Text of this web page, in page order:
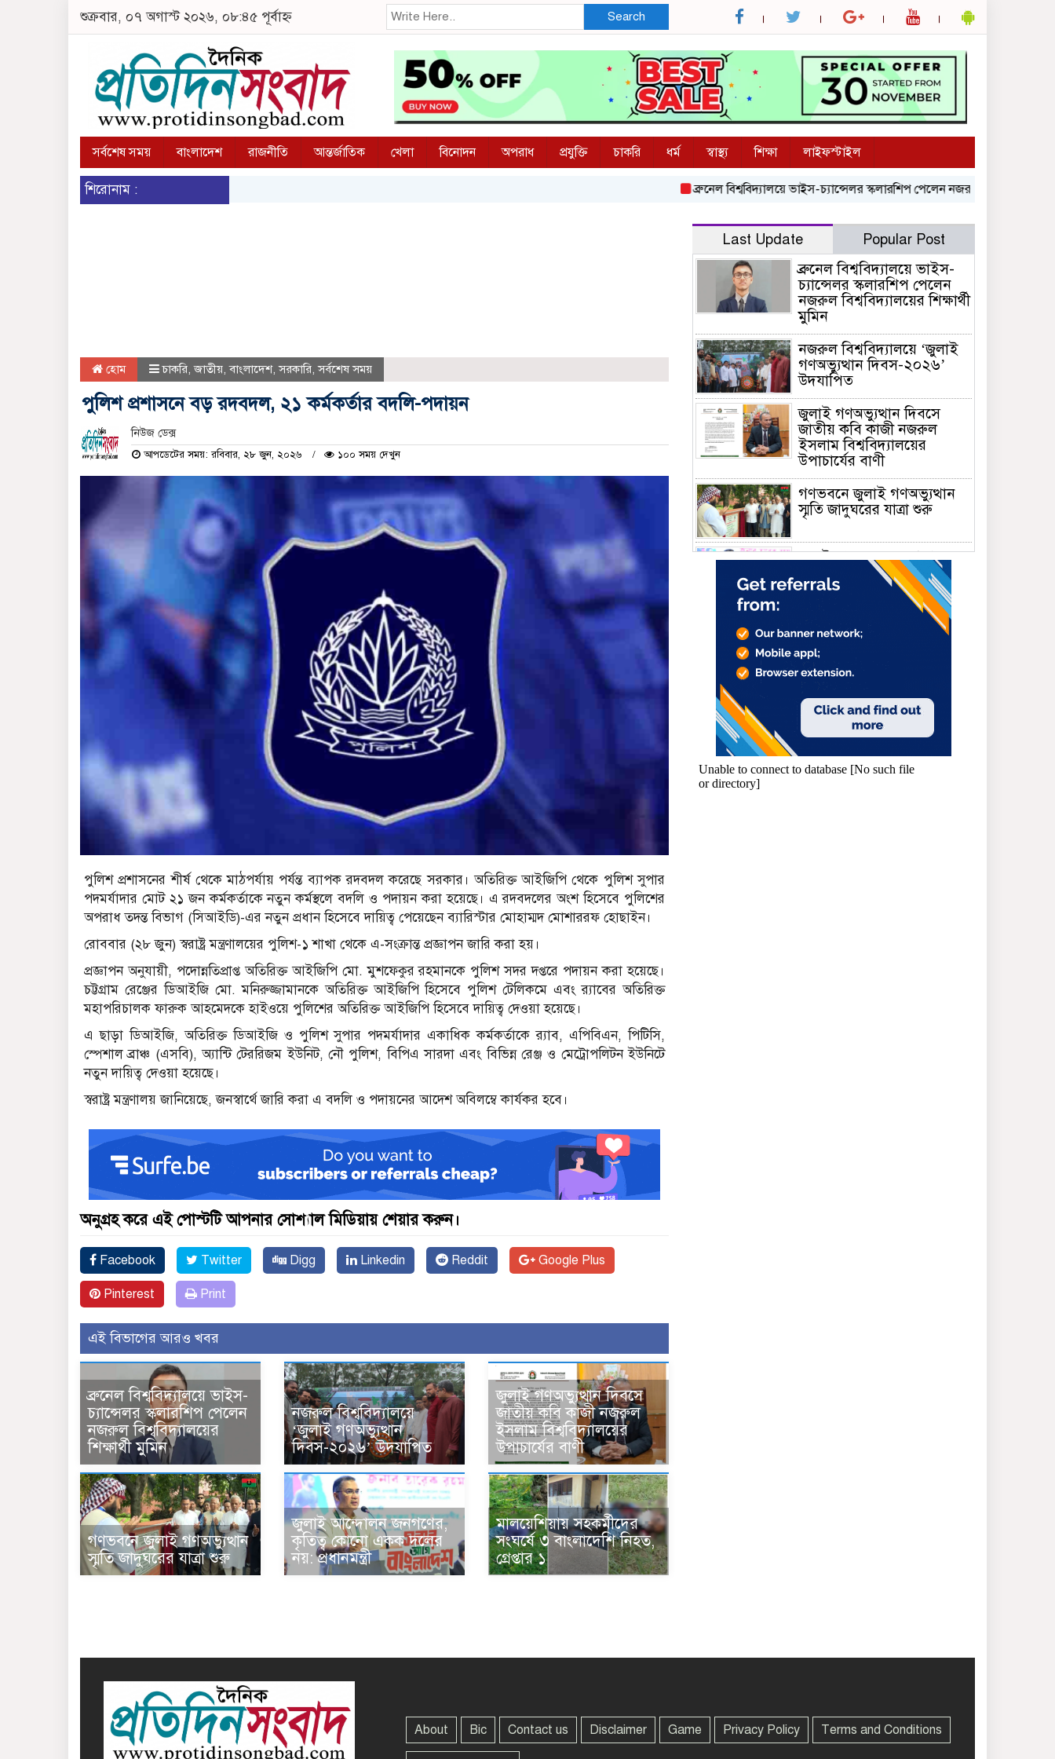
শুক্রবার, ০৭ অগাস্ট ২০২৬, ০৮:৪৫ পূর্বাহ্ন Search
সর্বশেষ সময় বাংলাদেশ রাজনীতি আন্তর্জাতিক খেলা বিনোদন অপরাধ প্রযুক্তি চাকরি ধর্ম স্বাস্থ্য শিক্ষা লাইফস্টাইল
শিরোনাম : ব্রুনেল বিশ্ববিদ্যালয়ে ভাইস-চ্যান্সেলর স্কলারশিপ পেলেন নজরুল বিশ্ববিদ্যালয়ের
হোম চাকরি,জাতীয়,বাংলাদেশ,সরকারি,সর্বশেষ সময়
পুলিশ প্রশাসনে বড় রদবদল, ২১ কর্মকর্তার বদলি-পদায়ন
নিউজ ডেক্স
আপডেটের সময়: রবিবার, ২৮ জুন, ২০২৬ ১০০ সময় দেখুন
পুলিশ প্রশাসনের শীর্ষ থেকে মাঠপর্যায় পর্যন্ত ব্যাপক রদবদল করেছে সরকার। অতিরিক্ত আইজিপি থেকে পুলিশ সুপার
পদমর্যাদার মোট ২১ জন কর্মকর্তাকে নতুন কর্মস্থলে বদলি ও পদায়ন করা হয়েছে। এ রদবদলের অংশ হিসেবে পুলিশের
অপরাধ তদন্ত বিভাগ (সিআইডি)-এর নতুন প্রধান হিসেবে দায়িত্ব পেয়েছেন ব্যারিস্টার মোহাম্মদ মোশাররফ হোছাইন।
রোববার (২৮ জুন) স্বরাষ্ট্র মন্ত্রণালয়ের পুলিশ-১ শাখা থেকে এ-সংক্রান্ত প্রজ্ঞাপন জারি করা হয়।
প্রজ্ঞাপন অনুযায়ী, পদোন্নতিপ্রাপ্ত অতিরিক্ত আইজিপি মো. মুশফেকুর রহমানকে পুলিশ সদর দপ্তরে পদায়ন করা হয়েছে।
চট্টগ্রাম রেঞ্জের ডিআইজি মো. মনিরুজ্জামানকে অতিরিক্ত আইজিপি হিসেবে পুলিশ টেলিকমে এবং র‍্যাবের অতিরিক্ত
মহাপরিচালক ফারুক আহমেদকে হাইওয়ে পুলিশের অতিরিক্ত আইজিপি হিসেবে দায়িত্ব দেওয়া হয়েছে।
এ ছাড়া ডিআইজি, অতিরিক্ত ডিআইজি ও পুলিশ সুপার পদমর্যাদার একাধিক কর্মকর্তাকে র‍্যাব, এপিবিএন, পিটিসি,
স্পেশাল ব্রাঞ্চ (এসবি), অ্যান্টি টেররিজম ইউনিট, নৌ পুলিশ, বিপিএ সারদা এবং বিভিন্ন রেঞ্জ ও মেট্রোপলিটন ইউনিটে
নতুন দায়িত্ব দেওয়া হয়েছে।
স্বরাষ্ট্র মন্ত্রণালয় জানিয়েছে, জনস্বার্থে জারি করা এ বদলি ও পদায়নের আদেশ অবিলম্বে কার্যকর হবে।
অনুগ্রহ করে এই পোস্টটি আপনার সোশ্যাল মিডিয়ায় শেয়ার করুন।
Facebook Twitter Digg Linkedin Reddit Google Plus
Pinterest Print
এই বিভাগের আরও খবর
ব্রুনেল বিশ্ববিদ্যালয়ে ভাইস-
চ্যান্সেলর স্কলারশিপ পেলেন
নজরুল বিশ্ববিদ্যালয়ের
শিক্ষার্থী মুমিন
নজরুল বিশ্ববিদ্যালয়ে
‘জুলাই গণঅভ্যুত্থান
দিবস-২০২৬’ উদযাপিত
জুলাই গণঅভ্যুত্থান দিবসে
জাতীয় কবি কাজী নজরুল
ইসলাম বিশ্ববিদ্যালয়ের
উপাচার্যের বাণী
গণভবনে জুলাই গণঅভ্যুত্থান
স্মৃতি জাদুঘরের যাত্রা শুরু
জুলাই আন্দোলন জনগণের,
কৃতিত্ব কোনো একক দলের
নয়: প্রধানমন্ত্রী
মালয়েশিয়ায় সহকর্মীদের
সংঘর্ষে ৩ বাংলাদেশি নিহত,
গ্রেপ্তার ১
Last Update Popular Post
ব্রুনেল বিশ্ববিদ্যালয়ে ভাইস-
চ্যান্সেলর স্কলারশিপ পেলেন
নজরুল বিশ্ববিদ্যালয়ের শিক্ষার্থী
মুমিন
নজরুল বিশ্ববিদ্যালয়ে ‘জুলাই
গণঅভ্যুত্থান দিবস-২০২৬’
উদযাপিত
জুলাই গণঅভ্যুত্থান দিবসে
জাতীয় কবি কাজী নজরুল
ইসলাম বিশ্ববিদ্যালয়ের
উপাচার্যের বাণী
গণভবনে জুলাই গণঅভ্যুত্থান
স্মৃতি জাদুঘরের যাত্রা শুরু
জুলাই আন্দোলন জনগণের,
কৃতিত্ব কোনো একক দলের নয়:
প্রধানমন্ত্রী
মালয়েশিয়ায় সহকর্মীদের
সংঘর্ষে ৩ বাংলাদেশি নিহত,
গ্রেপ্তার ১
ঐক্য রক্ষা করতে হবে :
প্রধানমন্ত্রী
শিক্ষাপ্রতিষ্ঠানের সভাপতি,
About Bic Contact us Disclaimer Game Privacy Policy Terms and Conditions